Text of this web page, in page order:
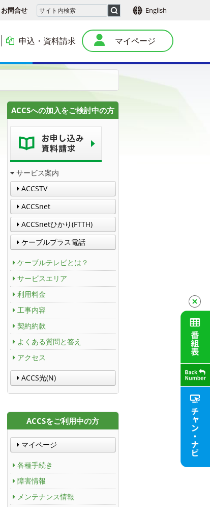
お問合せ English
申込・資料請求 マイページ
ACCSへの加入をご検討中の方
サービス案内
ACCSTV
ACCSnet
ACCSnetひかり(FTTH)
ケーブルプラス電話
ケーブルテレビとは？
サービスエリア
利用料金
工事内容
契約約款
よくある質問と答え
アクセス
ACCS光(N)
ACCSをご利用中の方
マイページ
各種手続き
障害情報
メンテナンス情報